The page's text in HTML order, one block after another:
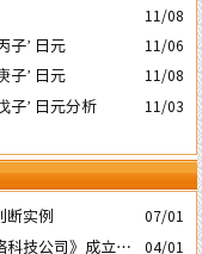
11/08
子’ 日元 11/06
子’ 日元 11/08
子’ 日元分析 11/03
断实例
07/01
科技公司》成立5
04/01